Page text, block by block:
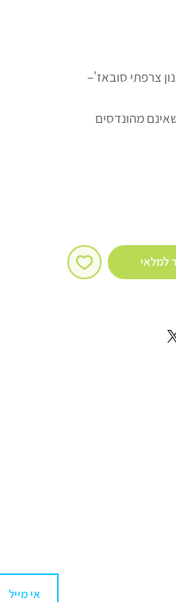
צרפתי סובאז'–
מהונדסים
חומרי טעם
'בית יוסף'
אנרגיה 284 קל' / סל השומנים 22 גר' / מתוכם:
למלאי